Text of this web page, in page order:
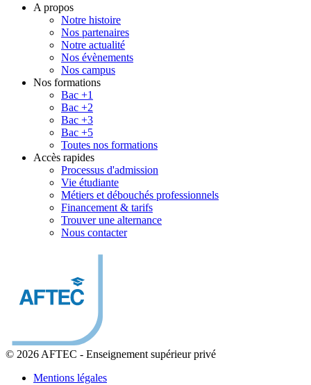
A propos
Notre histoire
Nos partenaires
Notre actualité
Nos évènements
Nos campus
Nos formations
Bac +1
Bac +2
Bac +3
Bac +5
Toutes nos formations
Accès rapides
Processus d'admission
Vie étudiante
Métiers et débouchés professionnels
Financement & tarifs
Trouver une alternance
Nous contacter
© 2026 AFTEC - Enseignement supérieur privé
Mentions légales